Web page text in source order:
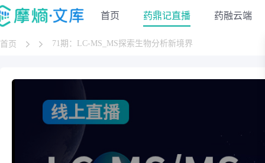
首页 药鼎记直播 药融云端
首页 71期：LC-MS_MS探索生物分析新境界